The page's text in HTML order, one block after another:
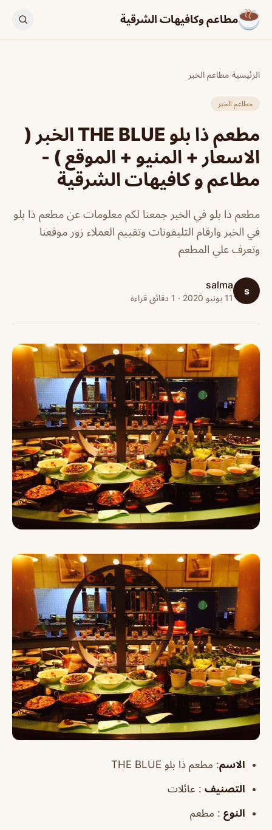
مطاعم وكافيهات الشرقية
الرئيسية/مطاعم الخبر
مطاعم الخبر
مطعم ذا بلو THE BLUE الخبر (
الاسعار + المنيو + الموقع ) -
مطاعم و كافيهات الشرقية
مطعم ذا بلو في الخبر جمعنا لكم معلومات عن مطعم ذا بلو
في الخبر وارقام التليفونات وتقييم العملاء زور موقعنا
وتعرف علي المطعم
s
salma
11 يونيو 2020 · 1 دقائق قراءة
الاسم: مطعم ذا بلو THE BLUE
التصنيف : عائلات
النوع : مطعم